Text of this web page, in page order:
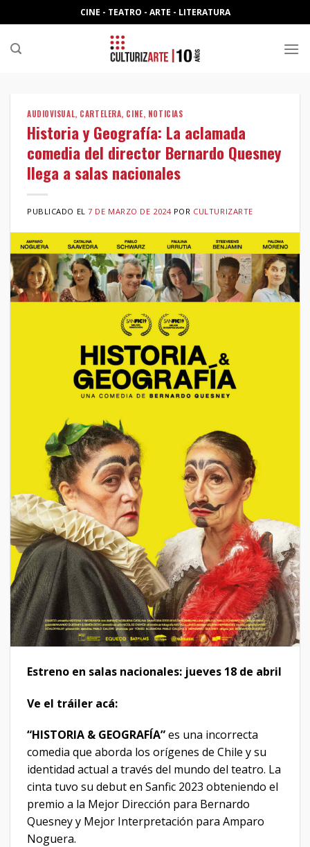
to
content
CINE - TEATRO - ARTE - LITERATURA
AUDIOVISUAL, CARTELERA, CINE, NOTICIAS
Historia y Geografía: La aclamada
comedia del director Bernardo Quesney
llega a salas nacionales
PUBLICADO EL7 DE MARZO DE 2024POR CULTURIZARTE
Estreno en salas nacionales: jueves 18 de abril
Ve el tráiler acá:
“HISTORIA & GEOGRAFÍA”es una incorrecta
comedia que aborda los orígenes de Chile y su
identidad actual a través del mundo del teatro. La
cinta tuvo su debut en Sanfic 2023 obteniendo el
premio a la Mejor Dirección para Bernardo
Quesney y Mejor Interpretación para Amparo
Noguera.